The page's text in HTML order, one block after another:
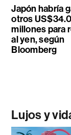
Japón habría
otros
millones para
al yen, según
Bloomberg
Lujos y